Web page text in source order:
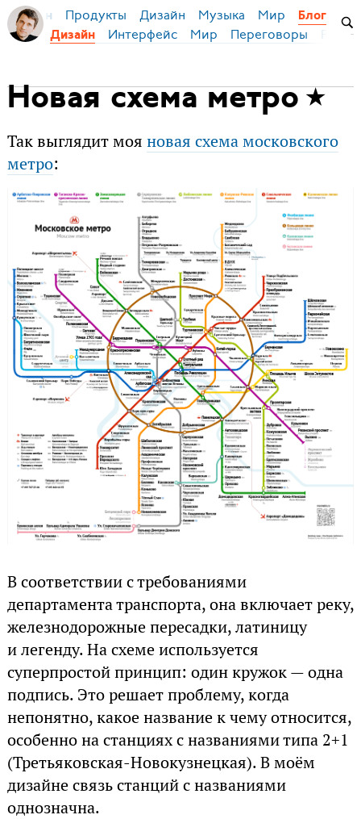
Бирман Продукты Дизайн Музыка Мир
Блог
Дизайн
Интерфейс Мир Переговоры
Новая схема метро
Так выглядит моя новая схема московского
метро:
В соответствии с требованиями
департамента транспорта, она включает реку,
железнодорожные пересадки, латиницу
и легенду. На схеме используется
суперпростой принцип: один кружок — одна
подпись. Это решает проблему, когда
непонятно, какое название к чему относится,
особенно на станциях с названиями типа 2+1
(Третьяковская-Новокузнецкая). В моём
дизайне связь станций с названиями
однозначна.